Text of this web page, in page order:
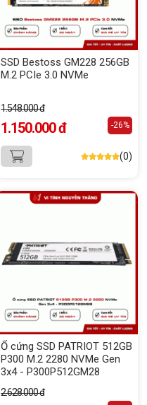
SSD Bestoss GM228 256GB
M.2 PCIe 3.0 NVMe
1.548.000 đ
1.150.000 đ -26%
(0)
Ổ cứng SSD PATRIOT 512GB
P300 M.2 2280 NVMe Gen
3x4 - P300P512GM28
2.628.000 đ